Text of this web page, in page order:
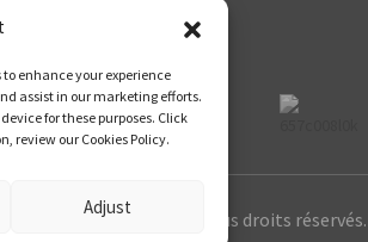
© Copyright - 2010-2024 : Tous droits réservés.
to enhance your experience
assist in our marketing efforts.
for these purposes. Click
review our Cookies Policy.
Adjust